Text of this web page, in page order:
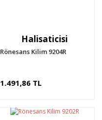
Halisaticisi
Rönesans Kilim 9204R
1.491,86 TL